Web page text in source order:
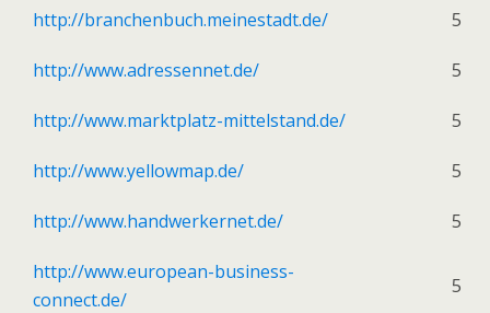
http://branchenbuch.meinestadt.de/ 5
http://www.adressennet.de/ 5
http://www.marktplatz-mittelstand.de/ 5
http://www.yellowmap.de/ 5
http://www.handwerkernet.de/ 5
http://www.european-business-
connect.de/
5